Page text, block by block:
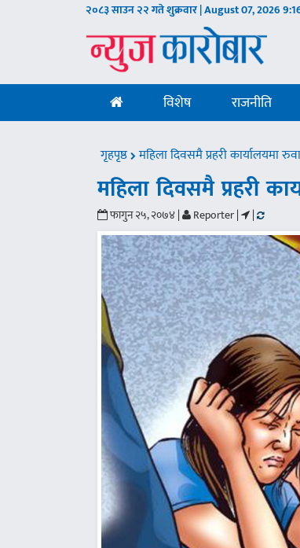
२०८३ साउन २२ गते शुक्रवार | August 07, 2026
विशेष राजनीति
गृहपृष्ठ महिला दिवसमै प्रहरी कार्यालयमा
महिला दिवसमै प्रहरी
फागुन २५, २०७४ | Reporter | |